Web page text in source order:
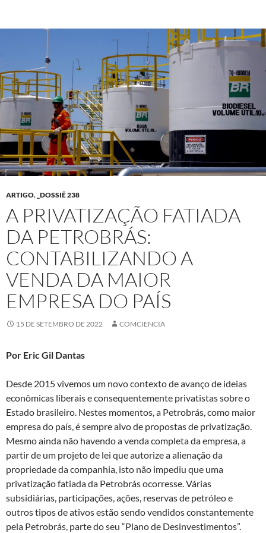
ARTIGO, _DOSSIÊ 238
A PRIVATIZAÇÃO FATIADA
DA PETROBRÁS:
CONTABILIZANDO A
VENDA DA MAIOR
EMPRESA DO PAÍS
15 DE SETEMBRO DE 2022 COMCIENCIA
Por Eric Gil Dantas
Desde 2015 vivemos um novo contexto de avanço de ideias
econômicas liberais e consequentemente privatistas sobre o
Estado brasileiro. Nestes momentos, a Petrobrás, como maior
empresa do país, é sempre alvo de propostas de privatização.
Mesmo ainda não havendo a venda completa da empresa, a
partir de um projeto de lei que autorize a alienação da
propriedade da companhia, isto não impediu que uma
privatização fatiada da Petrobrás ocorresse. Várias
subsidiárias, participações, ações, reservas de petróleo e
outros tipos de ativos estão sendo vendidos constantemente
pela Petrobrás, parte do seu “Plano de Desinvestimentos”.